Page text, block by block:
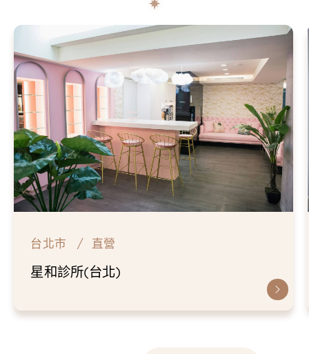
台北市 直營
仁愛星和診所